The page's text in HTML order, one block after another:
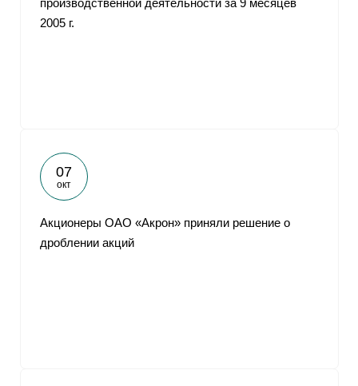
производственной деятельности за 9 месяцев
2005 г.
07
окт
Акционеры ОАО «Акрон» приняли решение о
дроблении акций